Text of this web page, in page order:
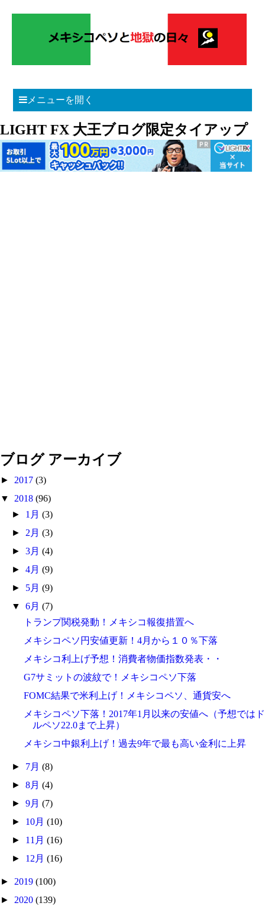
メニューを開く
LIGHT FX 大王ブログ限定タイアップ
ブログ アーカイブ
► 2017 (3)
▼ 2018 (96)
► 1月(3)
► 2月(3)
►3月(4)
►4月(9)
► 5月(9)
▼6月(7)
トランプ関税発動！メキシコ報復措置へ
メキシコペソ円安値更新！4月から１０％下落
メキシコ利上げ予想！消費者物価指数発表・・
G7サミットの波紋で！メキシコペソ下落
FOMC結果で米利上げ！メキシコペソ、通貨安へ
メキシコペソ下落！2017年1月以来の安値へ（予想ではド
ルペソ22.0まで上昇）
メキシコ中銀利上げ！過去9年で最も高い金利に上昇
► 7月(8)
►8月(4)
►9月(7)
► 10月(10)
► 11月(16)
► 12月(16)
► 2019 (100)
► 2020 (139)